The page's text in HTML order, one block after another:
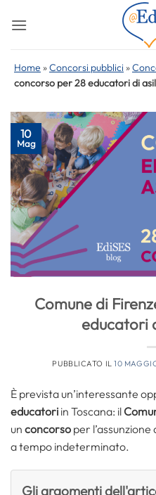
Home »Concorsi pubblici »
concorso per 28 educatori di
10
Mag
Comune di
educatori
PUBBLICATO IL10
È prevista un’interessante
educatori in Toscana: il
un concorso per l’assunzione
a tempo indeterminato.
Gli argomenti